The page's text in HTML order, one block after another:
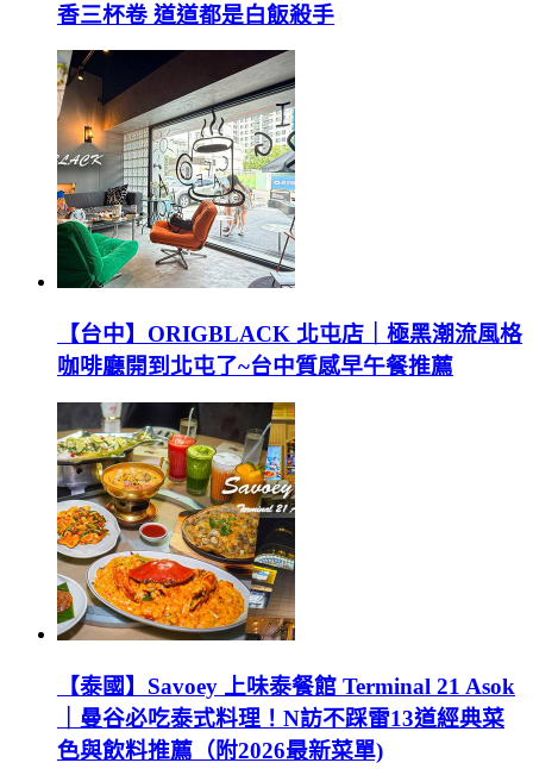
香三杯卷 道道都是白飯殺手
【台中】ORIGBLACK 北屯店｜極黑潮流風格
咖啡廳開到北屯了~台中質感早午餐推薦
【泰國】Savoey 上味泰餐館 Terminal 21 Asok
｜曼谷必吃泰式料理！N訪不踩雷13道經典菜
色與飲料推薦（附2026最新菜單)